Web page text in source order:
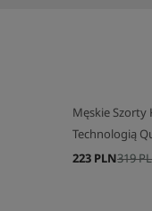
Męskie Szorty
Technologią
319
223 PLN